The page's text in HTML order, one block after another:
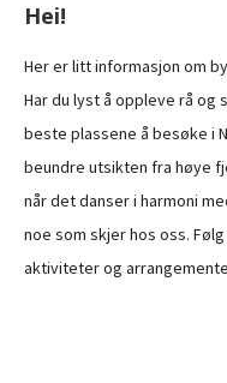
Hei!
Her er litt informasjon om
Har du lyst å oppleve rå og
beste plassene å besøke i
beundre utsikten fra høye
når det danser i harmoni
noe som skjer hos oss.
aktiviteter og